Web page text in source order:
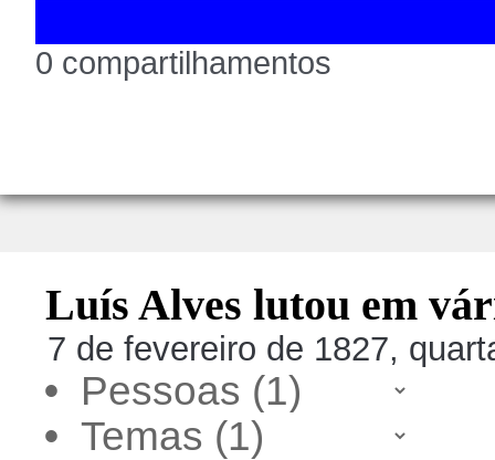
0 compartilhamentos
Luís Alves lutou em
7 de fevereiro de 1827,
•
•